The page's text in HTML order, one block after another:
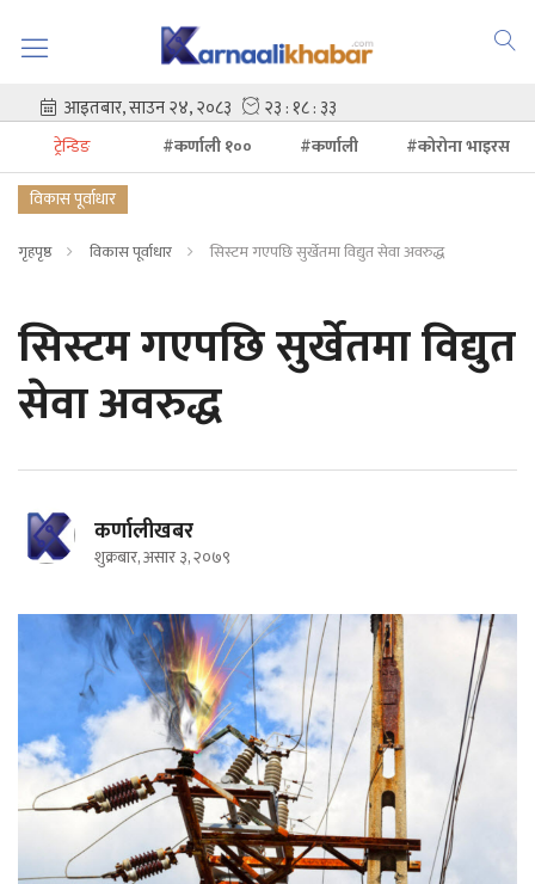
ट्रेन्डिङ #कर्णाली १०० #कर्णाली
#कोरोना भाइरस
विकास पूर्वाधार
गृहपृष्ठ विकास पूर्वाधार सिस्टम गएपछि सुर्खेतमा विद्युत सेवा अवरुद्ध
सिस्टम गएपछि सुर्खेतमा विद्युत
सेवा अवरुद्ध
कर्णालीखबर
शुक्रबार, असार ३, २०७९